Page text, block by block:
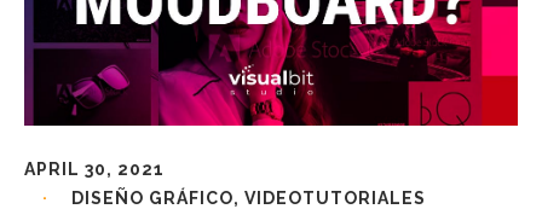
APRIL 30, 2021
DISEÑO GRÁFICO, VIDEOTUTORIALES